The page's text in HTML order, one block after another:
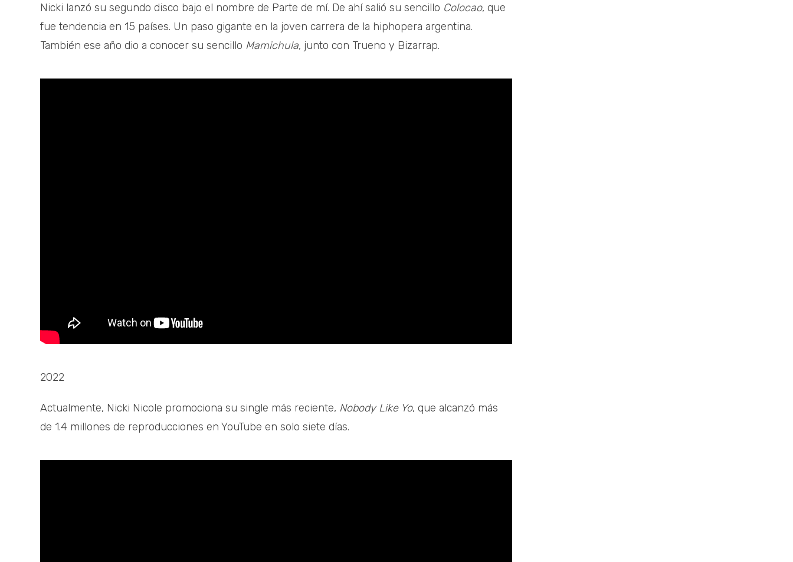
Nicki lanzó su segundo disco bajo el nombre de Parte de mí. De ahí salió su sencillo Colocao, que
fue tendencia en 15 países. Un paso gigante en la joven carrera de la hiphopera argentina.
También ese año dio a conocer su sencillo Mamichula, junto con Trueno y Bizarrap.
2022
Actualmente, Nicki Nicole promociona su single más reciente, Nobody Like Yo, que alcanzó más
de 1.4 millones de reproducciones en YouTube en solo siete días.